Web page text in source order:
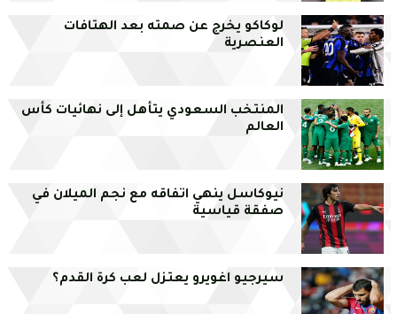
لوكاكو يخرج عن صمته بعد الهتافات
العنصرية
المنتخب السعودي يتأهل إلى نهائيات كأس
العالم
نيوكاسل ينهي اتفاقه مع نجم الميلان في
صفقة قياسية
سيرجيو اغويرو يعتزل لعب كرة القدم؟